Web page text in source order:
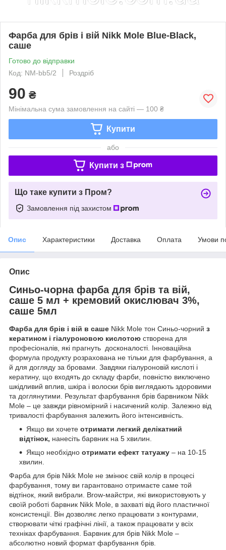
Фарба для брів і вій Nikk Mole Blue-Black,
саше
Готово до відправки
Код: NM-bb5/2
Роздріб
90 ₴
Мінімальна сума замовлення на сайті — 100 ₴
Купити
або
Купити з
Що таке купити з Пром?
Замовлення під захистом
Опис Характеристики Доставка Оплата Умови
Опис
Синьо-чорна фарба для брів та вій,
саше 5 мл + кремовий окислювач 3%,
саше 5мл
Фарба для брів і вій в саше Nikk Mole тон Синьо-чорний з
кератином і гіалуроновою кислотою створена для
професіоналів, які прагнуть досконалості. Інноваційна
формула продукту розрахована не тільки для фарбування, а
й для догляду за бровами. Завдяки гіалуроновій кислоті і
кератину, що входять до складу фарби, повністю виключено
шкідливий вплив, шкіра і волоски брів виглядають здоровими
та доглянутими. Результат фарбування брів барвником Nikk
Mole – це завжди рівномірний і насичений колір. Залежно від
тривалості фарбування залежить його інтенсивність.
Якщо ви хочете отримати легкий делікатний
відтінок, нанесіть барвник на 5 хвилин.
Якщо необхідно отримати ефект татуажу – на 10-15
хвилин.
Фарба для брів Nikk Mole не змінює свій колір в процесі
фарбування, тому ви гарантовано отримаєте саме той
відтінок, який вибрали. Brow-майстри, які використовують у
своїй роботі барвник Nikk Mole, в захваті від його пластичної
консистенції. Він дозволяє легко працювати з контурами,
створювати чіткі графічні лінії, а також працювати у всіх
техніках фарбування. Барвник для брів Nikk Mole –
абсолютно новий формат фарбування брів.